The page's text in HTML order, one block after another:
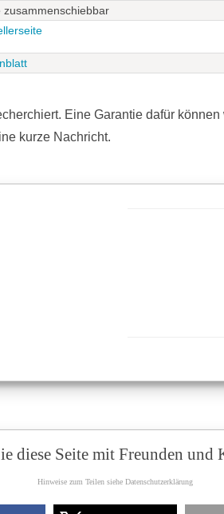
zusammenschiebbar
Eine Garantie dafür
kurze Nachricht.
diese Seite mit Freunden und
Hinweise zum Teilen siehe Datenschutzerklärung